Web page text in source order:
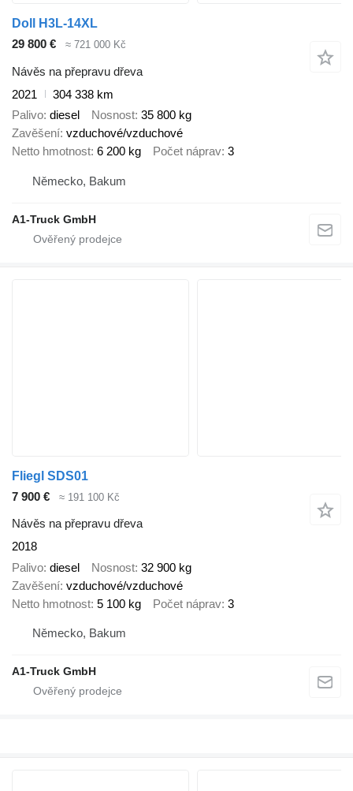
Doll H3L-14XL
29 800 €
≈ 721 000 Kč
Návěs na přepravu dřeva
2021
304 338 km
Palivo diesel Nosnost 35 800 kg
Zavěšení vzduchové/vzduchové
Netto hmotnost 6 200 kg Počet náprav 3
Německo, Bakum
A1-Truck GmbH
Fliegl SDS01
7 900 €
≈ 191 100 Kč
Návěs na přepravu dřeva
2018
Palivo diesel Nosnost 32 900 kg
Zavěšení vzduchové/vzduchové
Netto hmotnost 5 100 kg Počet náprav 3
Německo, Bakum
A1-Truck GmbH